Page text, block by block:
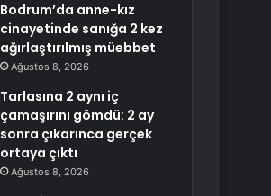
Bodrum’da anne-kız
cinayetinde sanığa 2 kez
ağırlaştırılmış müebbet
Ağustos 8, 2026
Tarlasına 2 aynı iç
çamaşırını gömdü: 2 ay
sonra çıkarınca gerçek
ortaya çıktı
Ağustos 8, 2026